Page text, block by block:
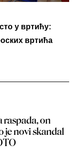
у вртићу:
вртића
raspada, on
je novi skandal